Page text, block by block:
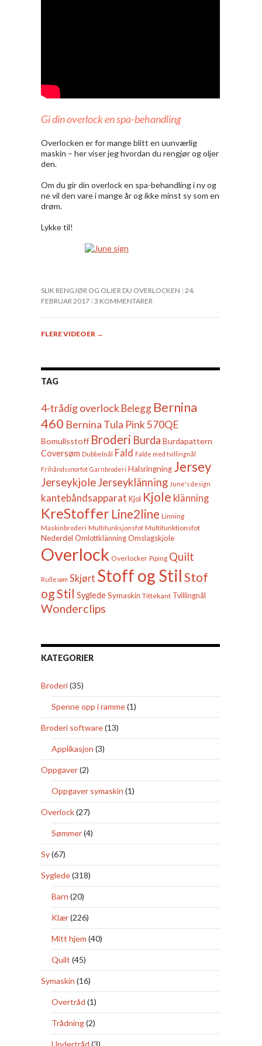
Gi din overlock en spa-behandling
Overlocken er for mange blitt en uunværlig
maskin – her viser jeg hvordan du rengjør og oljer
den.
Om du gir din overlock en spa-behandling i ny og
ne vil den vare i mange år og ikke minst sy som en
drøm.
Lykke til!
SLIK RENGJØR OG OLJER DU OVERLOCKEN 24.
FEBRUAR 2017 3 KOMMENTARER
FLERE VIDEOER →
TAG
4-trådig overlockBelegg Bernina
460 Bernina Tula Pink 570QE
Bomullsstoff Broderi Burda Burdapattern
Coversøm Dubbelnål Fald Falde med tvillingnål
Frihåndssnorfot Garnbroderi Halsringning Jersey
JerseykjoleJerseyklänning June's design
kantebåndsapparat Kjol Kjole klänning
KreStoffer Line2line Linning
Maskinbroderi Multifunksjonsfot Multifunktionsfot
Nederdel Omlottklänning Omslagskjole
Overlock Overlocker Piping Quilt
Rullesøm Skjørt Stoff og Stil Stof
og Stil SygledeSymaskin Tittekant Tvillingnål
Wonderclips
KATEGORIER
Broderi(35)
Spenne opp i ramme(1)
Broderi software(13)
Applikasjon (3)
Oppgaver(2)
Oppgaver symaskin (1)
Overlock(27)
Sømmer(4)
Sy(67)
Syglede(318)
Barn (20)
Klær(226)
Mitt hjem (40)
Quilt (45)
Symaskin (16)
Overtråd (1)
Trådning(2)
Undertråd (3)